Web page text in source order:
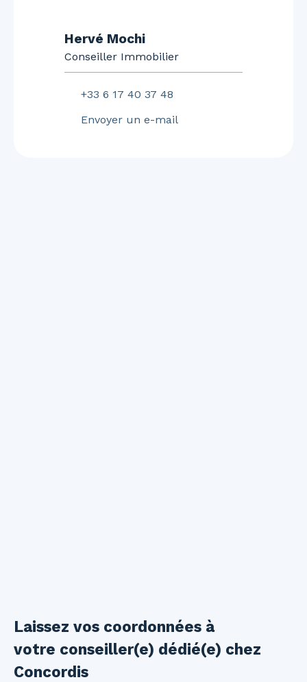
Hervé Mochi
Conseiller Immobilier
+33 6 17 40 37 48
Envoyer un e-mail
Laissez vos coordonnées à
votre conseiller(e) dédié(e) chez
Concordis